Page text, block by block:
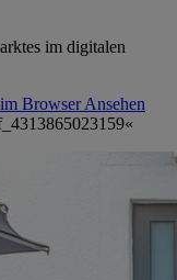
im digitalen
BrowserAnsehen